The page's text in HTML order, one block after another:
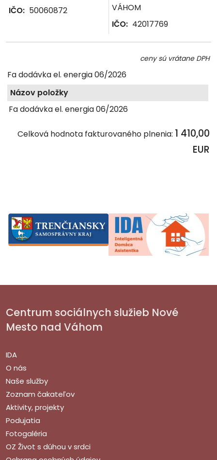
IČO: 50060872
VÁHOM
IČO: 42017769
ceny sú vrátane DPH
Fa dodávka el. energia 06/2026
Názov položky
Fa dodávka el. energia 06/2026
Celková hodnota fakturovaného plnenia: 1 410,00
EUR
Centrum sociálnych služieb Nové
Mesto nad Váhom
IDA
O nás
Naše služby
Zoznam čakateľov
Aktivity, projekty
Podujatia
Fotogaléria
OZ Život s dúhou v srdci